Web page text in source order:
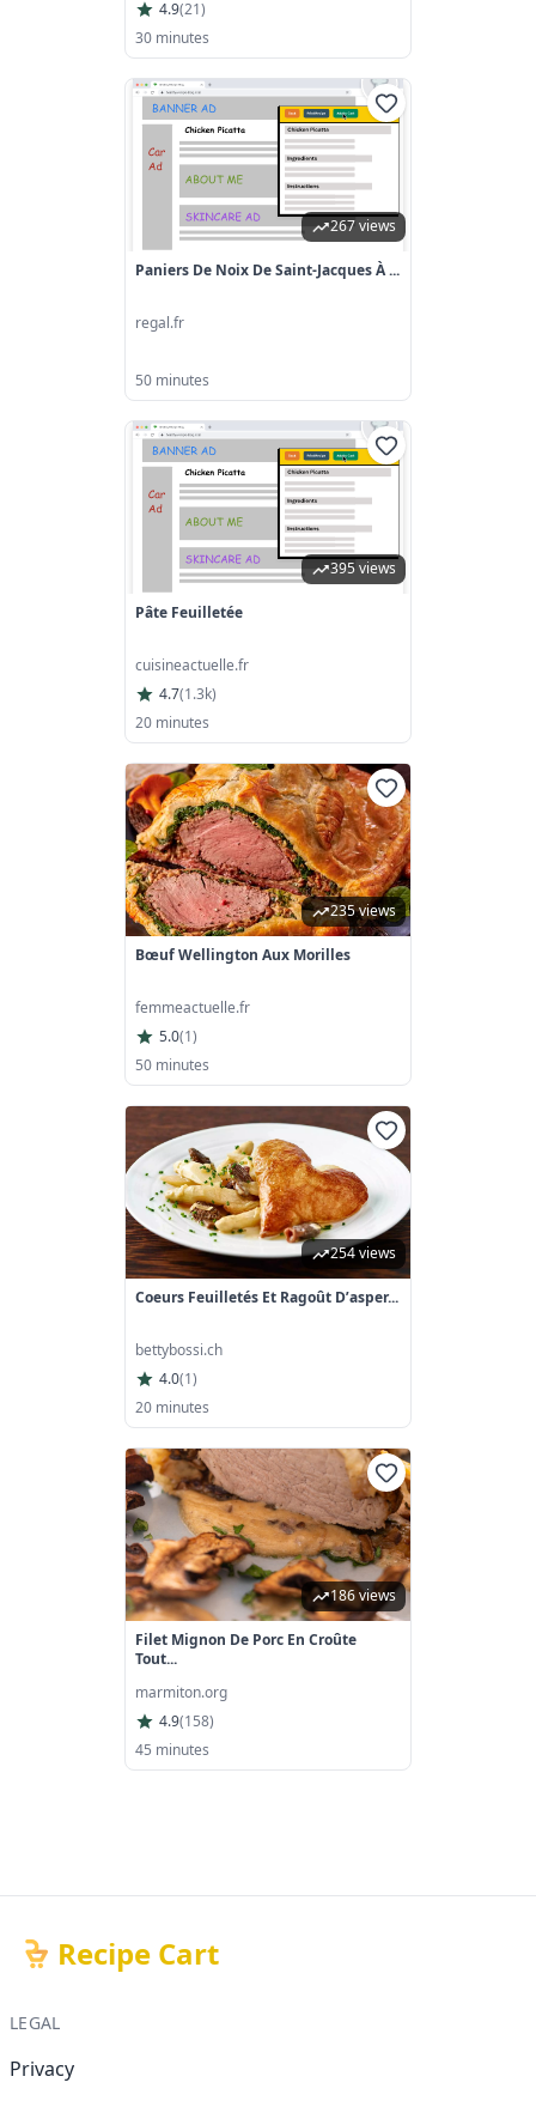
4.9(21)
30 minutes
267 views
Paniers De Noix De Saint-Jacques À ...
regal.fr
50 minutes
395 views
Pâte Feuilletée
cuisineactuelle.fr
4.7(1.3k)
20 minutes
235 views
Bœuf Wellington Aux Morilles
femmeactuelle.fr
5.0(1)
50 minutes
254 views
Coeurs Feuilletés Et Ragoût D’asper...
bettybossi.ch
4.0(1)
20 minutes
186 views
Filet Mignon De Porc En Croûte
Tout...
marmiton.org
4.9(158)
45 minutes
Recipe Cart
LEGAL
Privacy